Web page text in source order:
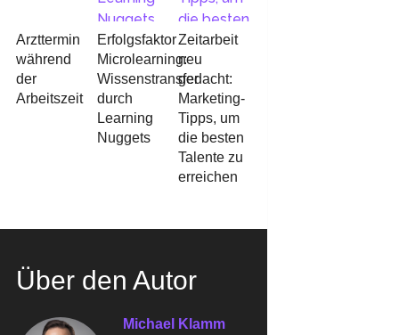
Arzttermin
während
der
Arbeitszeit
Erfolgsfaktor
Microlearning:
Wissenstransfer
durch
Learning
Nuggets
Zeitarbeit
neu
gedacht:
Marketing-
Tipps, um
die besten
Talente zu
erreichen
Über den Autor
Michael Klamm